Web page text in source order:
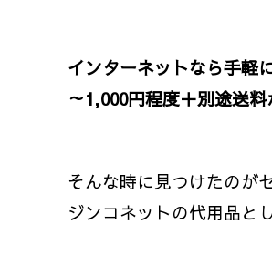
インターネットなら手軽
～1,000円程度＋別途送料
そんな時に見つけたのが
ジンコネットの代用品と